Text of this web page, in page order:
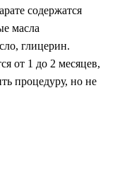
содержатся
масла
глицерин.
от 1 до 2 месяцев,
процедуру, но не